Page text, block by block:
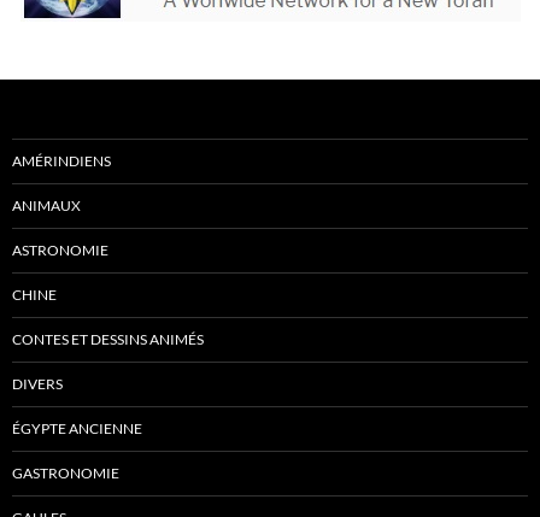
AMÉRINDIENS
ANIMAUX
ASTRONOMIE
CHINE
CONTES ET DESSINS ANIMÉS
DIVERS
ÉGYPTE ANCIENNE
GASTRONOMIE